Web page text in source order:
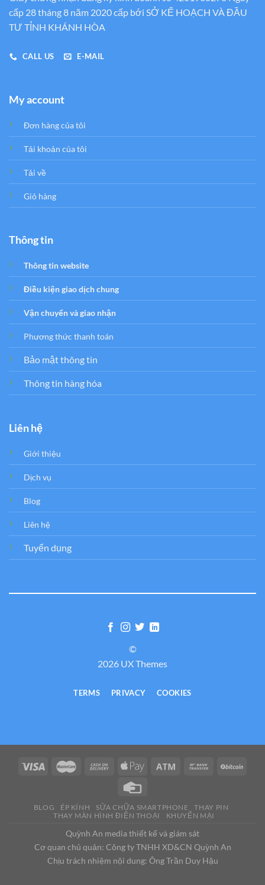
cấp 28 tháng 8 năm 2020 cấp bới SỞ KẾ HOẠCH VÀ ĐẦU
TƯ TỈNH KHÁNH HÒA
CALL US E-MAIL
My account
Đơn hàng của tôi
Tải khoản của tôi
Tải về
Giỏ hàng
Thông tin
Thông tin website
Điều kiện giao dịch chung
Vận chuyển và giao nhận
Phương thức thanh toán
Bảo mật thông tin
Thông tin hàng hóa
Liên hệ
Giới thiệu
Dịch vụ
Blog
Liên hệ
Tuyển dụng
©
2026 UX Themes
TERMS PRIVACY COOKIES
BLOG ÉP KÍNH SỬA CHỮA SMARTPHONE
THAY PIN
THAY MÀN HÌNH ĐIỆN THOẠI
KHUYẾN MẠI
Quỳnh An media thiết kế và giám sát
Cơ quan chủ quản: Công ty TNHH XD&CN Quỳnh An
Chịu trách nhiệm nội dung: Ông Trần Duy Hậu